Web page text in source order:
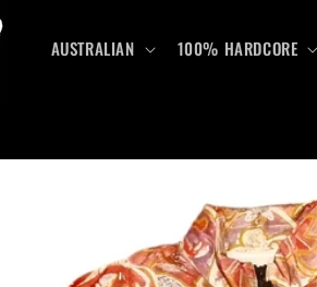
AUSTRALIAN 100% HARDCORE